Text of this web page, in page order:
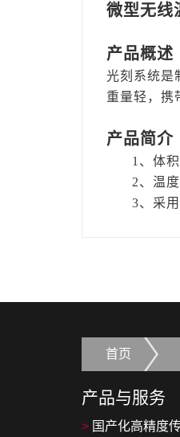
微型无线
产品概述
光刻系统是
重量轻，携
产品简介
1、体
2、温
3、采
首页
产品与服务
> 国产化高精度